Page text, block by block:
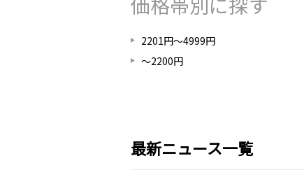
2201円～4999円
～2200円
最新ニュース一覧